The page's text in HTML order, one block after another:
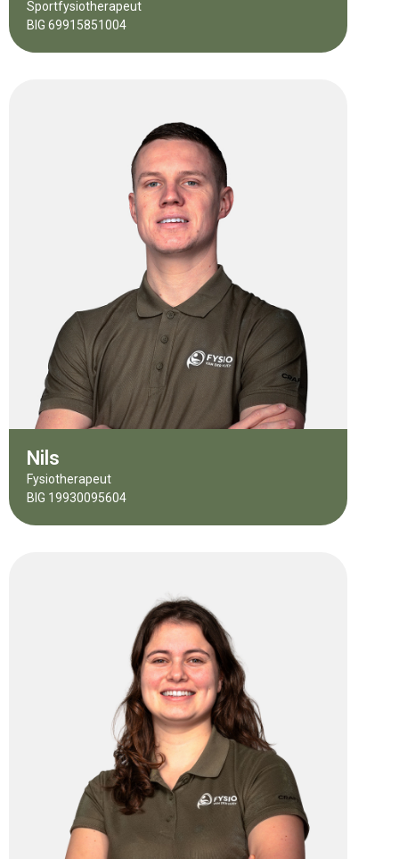
Sportfysiotherapeut
BIG 69915851004
Nils
Fysiotherapeut
BIG 19930095604